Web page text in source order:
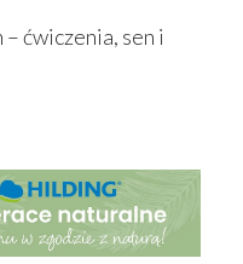
ćwiczenia, sen i